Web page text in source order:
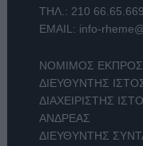
ΤΗΛ.: 210 66.65.669
EMAIL: info-
ΝΟΜΙΜΟΣ
ΔΙΕΥΘΥΝΤΗΣ
ΔΙΑΧΕΙΡΙΣΤΗΣ
ΑΝΔΡΕΑΣ
ΔΙΕΥΘΥΝΤΗΣ